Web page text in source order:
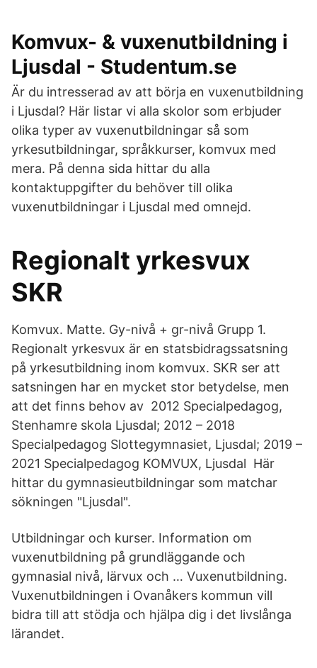
Komvux- & vuxenutbildning i
Ljusdal - Studentum.se
Är du intresserad av att börja en vuxenutbildning
i Ljusdal? Här listar vi alla skolor som erbjuder
olika typer av vuxenutbildningar så som
yrkesutbildningar, språkkurser, komvux med
mera. På denna sida hittar du alla
kontaktuppgifter du behöver till olika
vuxenutbildningar i Ljusdal med omnejd.
Regionalt yrkesvux
SKR
Komvux. Matte. Gy-nivå + gr-nivå Grupp 1.
Regionalt yrkesvux är en statsbidragssatsning
på yrkesutbildning inom komvux. SKR ser att
satsningen har en mycket stor betydelse, men
att det finns behov av 2012 Specialpedagog,
Stenhamre skola Ljusdal; 2012 – 2018
Specialpedagog Slottegymnasiet, Ljusdal; 2019 –
2021 Specialpedagog KOMVUX, Ljusdal Här
hittar du gymnasieutbildningar som matchar
sökningen "Ljusdal".
Utbildningar och kurser. Information om
vuxenutbildning på grundläggande och
gymnasial nivå, lärvux och … Vuxenutbildning.
Vuxenutbildningen i Ovanåkers kommun vill
bidra till att stödja och hjälpa dig i det livslånga
lärandet.